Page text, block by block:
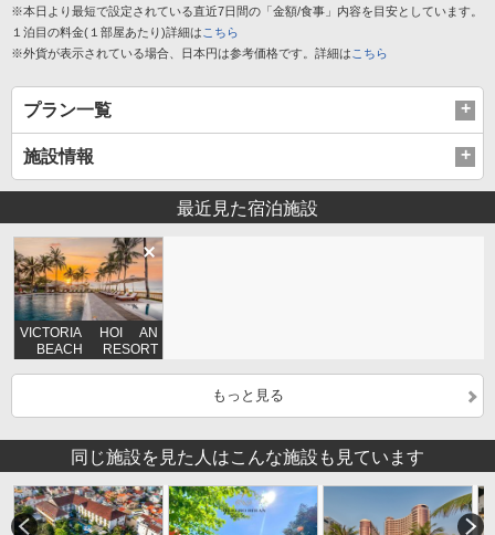
※本日より最短で設定されている直近7日間の「金額/食事」内容を目安としています。
１泊目の料金(１部屋あたり)詳細は こちら
※外貨が表示されている場合、日本円は参考価格です。詳細は こちら
プラン一覧
施設情報
最近見た宿泊施設
VICTORIA HOI AN
BEACH RESORT
もっと見る
同じ施設を見た人はこんな施設も見ています